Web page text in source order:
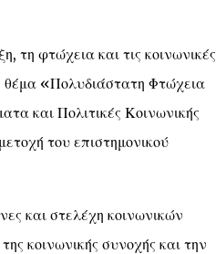
τη φτώχεια και τις κοινωνικές
θέμα «Πολυδιάστατη Φτώχεια
και Πολιτικές Κοινωνικής
του επιστημονικού
και στελέχη κοινωνικών
κοινωνικής συνοχής και την